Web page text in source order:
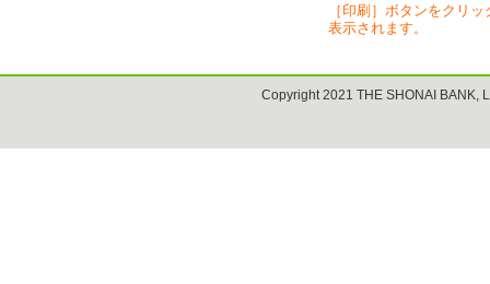
［印刷］ボタンをクリ
表示されます。
Copyright 2021 THE SHONAI BANK,